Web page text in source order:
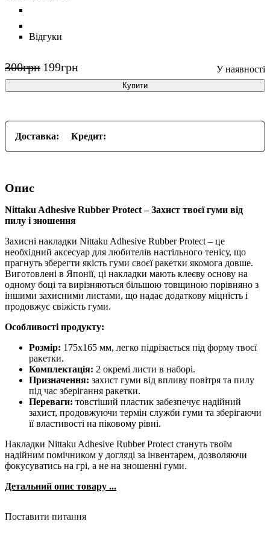
Відгуки
300грн 199грн
Купити
Доставка: Кредит:
Опис
Nittaku Adhesive Rubber Protect – Захист твоєї гуми від
пилу і зношення
Захисні накладки Nittaku Adhesive Rubber Protect – це
необхідний аксесуар для любителів настільного тенісу, що
прагнуть зберегти якість гуми своєї ракетки якомога довше.
Виготовлені в Японії, ці накладки мають клеєву основу на
одному боці та вирізняються більшою товщиною порівняно з
іншими захисними листами, що надає додаткову міцність і
продовжує свіжість гуми.
Особливості продукту:
Розмір: 175x165 мм, легко підрізається під форму твоєї
ракетки.
Комплектація: 2 окремі листи в наборі.
Призначення: захист гуми від впливу повітря та пилу
під час зберігання ракетки.
Переваги: товстіший пластик забезпечує надійний
захист, продовжуючи термін служби гуми та зберігаючи
її властивості на піковому рівні.
Накладки Nittaku Adhesive Rubber Protect стануть твоїм
надійним помічником у догляді за інвентарем, дозволяючи
фокусуватись на грі, а не на зношенні гуми.
Детальний опис товару ...
Поставити питання